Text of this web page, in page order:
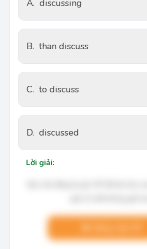
A. discussing
B. than discuss
C. to discuss
D. discussed
Lời giải: